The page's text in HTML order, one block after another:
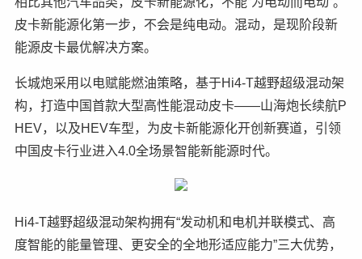
皮卡新能源化第一步，不会是纯电动。混动，是现阶段新
能源皮卡最优解决方案。
长城炮采用以电赋能燃油策略，基于Hi4-T越野超级混动架
构，打造中国首款大型高性能混动皮卡——山海炮长续航P
HEV，以及HEV车型，为皮卡新能源化开创新赛道，引领
中国皮卡行业进入4.0全场景智能新能源时代。
Hi4-T越野超级混动架构拥有“发动机和电机并联模式、高
度智能的能量管理、更安全的全地形适应能力”三大优势，